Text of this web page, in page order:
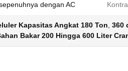
dengan AC
Kapasitas Angkat 180 Ton 360
Bakar 200 Hingga 600 Liter